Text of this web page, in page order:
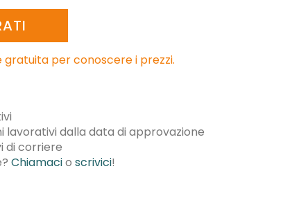
per conoscere i prezzi.
lavorativi dalla data di approvazione
di corriere
Chiamacio scrivici!